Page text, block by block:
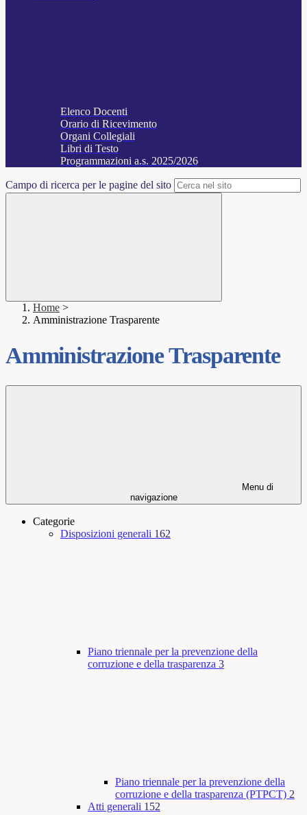
Elenco Docenti
Orario di Ricevimento
Organi Collegiali
Libri di Testo
Programmazioni a.s. 2025/2026
Campo di ricerca per le pagine del sito
Home >
Amministrazione Trasparente
Amministrazione Trasparente
Menu di
navigazione
Categorie
Disposizioni generali 162
Piano triennale per la prevenzione della
corruzione e della trasparenza 3
Piano triennale per la prevenzione della
corruzione e della trasparenza (PTPCT) 2
Atti generali 152